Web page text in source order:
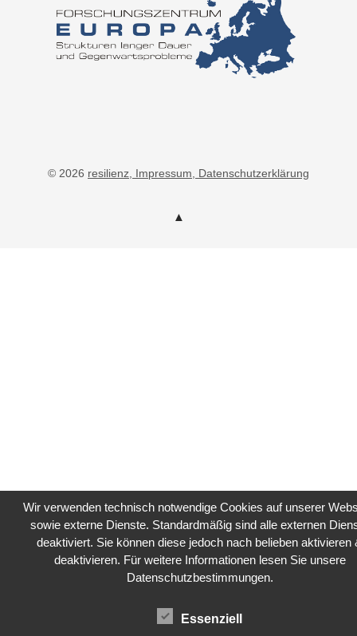
© 2026 resilienz , Impressum , Datenschutzerklärung
Wir verwenden technisch notwendige Cookies auf unserer
sowie externe Dienste. Standardmäßig sind alle externen
deaktiviert. Sie können diese jedoch nach belieben aktivieren
deaktivieren. Für weitere Informationen lesen Sie unsere
Datenschutzbestimmungen.
Essenziell